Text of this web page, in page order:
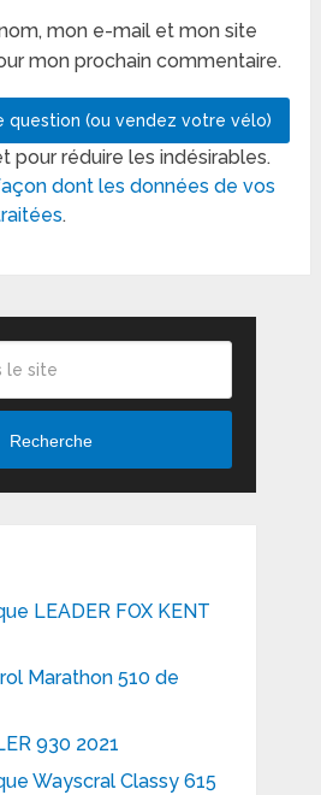
mon e-mail et mon site
mon prochain commentaire.
pour réduire les indésirables.
dont les données de vos
.
Recherche
LEADER FOX KENT
Marathon 510 de
930 2021
Wayscral Classy 615